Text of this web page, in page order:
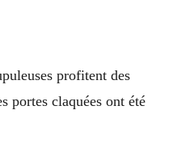
profitent des
portes claquées ont été